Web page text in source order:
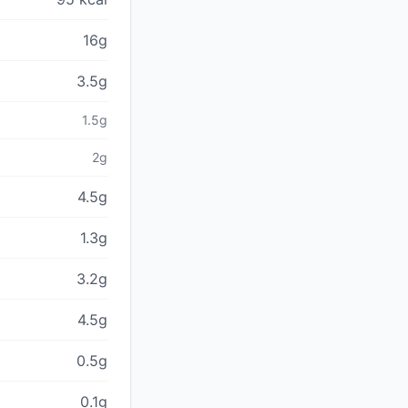
16g
3.5g
1.5g
2g
4.5g
1.3g
3.2g
4.5g
0.5g
0.1g